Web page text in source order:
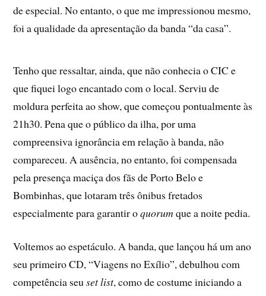
de especial. No entanto, o que me impressionou mesmo,
foi a qualidade da apresentação da banda “da casa”.
Tenho que ressaltar, ainda, que não conhecia o CIC e
que fiquei logo encantado com o local. Serviu de
moldura perfeita ao show, que começou pontualmente às
21h30. Pena que o público da ilha, por uma
compreensiva ignorância em relação à banda, não
compareceu. A ausência, no entanto, foi compensada
pela presença maciça dos fãs de Porto Belo e
Bombinhas, que lotaram três ônibus fretados
especialmente para garantir oquorumque a noite pedia.
Voltemos ao espetáculo. A banda, que lançou há um ano
seu primeiro CD, “Viagens no Exílio”, debulhou com
competência seuset list, como de costume iniciando a